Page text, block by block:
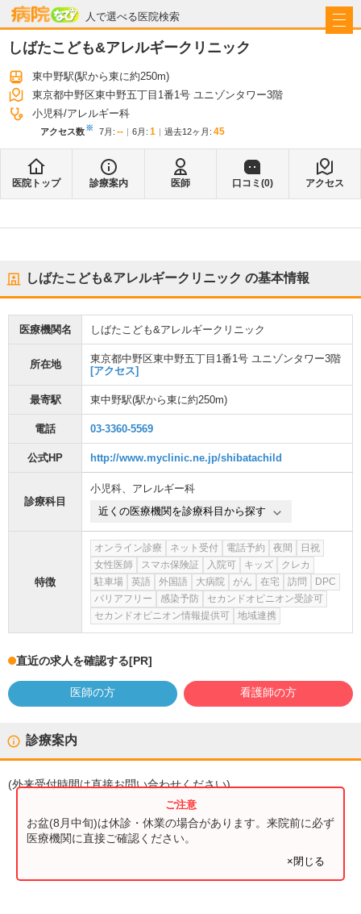
人で選べる医院検索
病院なび
しばたこども&アレルギークリニック
東中野駅(駅から東に約250m)
東京都中野区東中野五丁目1番1号 ユニゾンタワー3階
小児科 アレルギー科
アクセス数※ 7月 : -- 6月 : 1 過去12ヶ月: 45
医院トップ 診療案内 医師 口コミ(0) アクセス
しばたこども&アレルギークリニック の基本情報
医療機関名 しばたこども&アレルギークリニック
所在地
東京都中野区東中野五丁目1番1号 ユニゾンタワー3階
[アクセス]
最寄駅 東中野駅(駅から東に約250m)
電話 03-3360-5569
公式HP http://www.myclinic.ne.jp/shibatachild
診療科目
小児科、 アレルギー科
近くの医療機関を診療科目から探す
特徴
オンライン診療 ネット受付 電話予約 夜間
日祝
女性医師
スマホ保険証 入院可 キッズ
クレカ
駐車場
英語 外国語 大病院 がん 在宅 訪問
DPC
バリアフリー
感染予防
セカンドオピニオン受診可
セカンドオピニオン情報提供可
地域連携
直近の求人を確認する[PR]
医師の方 看護師の方
診療案内
(外来受付時間は直接お問い合わせください)
お盆(8月中旬)は休診・休業の場合があります。来院前に必ず
医療機関に直接ご確認ください。
×閉じる